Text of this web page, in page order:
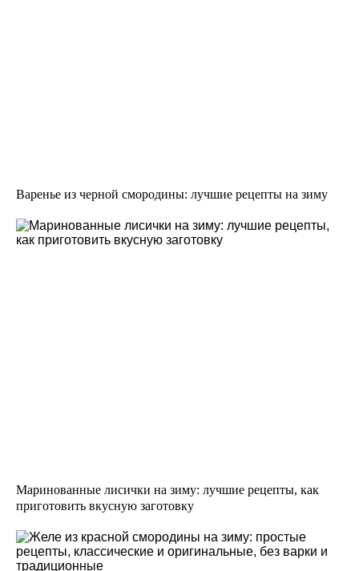
Варенье из черной смородины: лучшие рецепты на зиму
Маринованные лисички на зиму: лучшие рецепты, как
приготовить вкусную заготовку